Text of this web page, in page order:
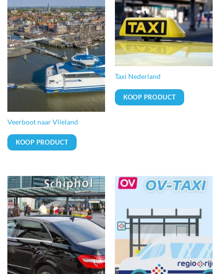
Veerboot naar Vlieland
KOOP PRODUCT
Taxi Nederland
KOOP PRODUCT